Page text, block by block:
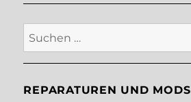
Suche
nach:
REPARATUREN UND MODS